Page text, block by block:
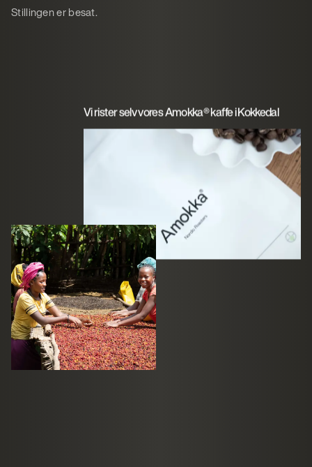
Stillingen er besat.
Vi rister selv vores Amokka® kaffe i Kokkedal